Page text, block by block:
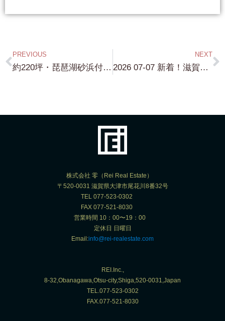
PREVIOUS
約220坪・琵琶湖砂浜付土地・非常に貴重な ”市街化区域の琵琶湖浜付き土地” スロープ設置可能！建蔽率60% 容積率200% 個人の別荘・会社の福利厚生施設・宿泊施設・旅館・ホテル・建築可能な 非常にレアな琵琶湖砂浜付物件です！⇒南禅寺界隈の邸宅・琵琶湖浜付き物件の詳細や情報開示の方法に関しては、弊社の LINE Account を 登録後 (LINE ID reirealestate)LINE より問合せ下さい ！LOT No.114
NEXT
2026 07-07 新着！滋賀県内 約18,000坪・データーセンター用地・AI・半導体・物流施設向け大型開発用地・スマートインターから約5分！！ きっと お探しの企業様は多いはずです！⇒南禅寺界隈の邸宅・琵琶湖浜付き物件の詳細や情報開示の方法に関しては、弊社の LINE Account を 登録後 (LINE ID reirealestate)LINE より問合せ下さい！！LOT No.141
株式会社 零（Rei Real Estate）
〒520-0031 滋賀県大津市尾花川8番32号
TEL 077-523-0302
FAX 077-521-8030
営業時間 10：00〜19：00
定休日 日曜日
Email:info@rei-realestate.com
REI.Inc.,
8-32,Obanagawa,Otsu-city,Shiga,520-0031,Japan
TEL.077-523-0302
FAX.077-521-8030